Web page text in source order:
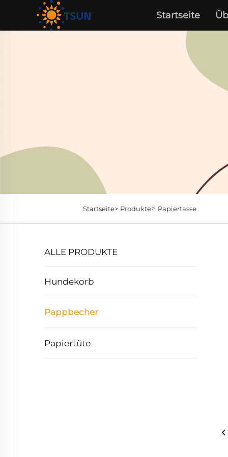
Startseite
Startseite> Produkte> Papiertasse
ALLE PRODUKTE
Hundekorb
Pappbecher
Papiertüte